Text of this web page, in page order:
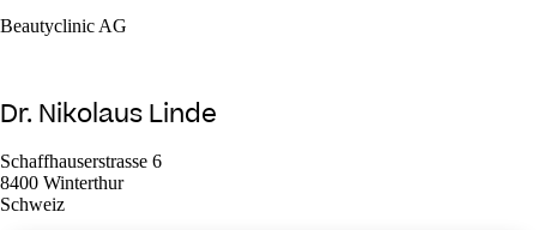
Beautyclinic AG
Dr. Nikolaus Linde
Schaffhauserstrasse 6
8400 Winterthur
Schweiz